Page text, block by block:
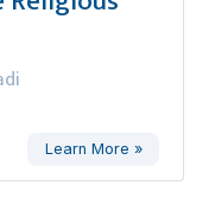
Learn More »